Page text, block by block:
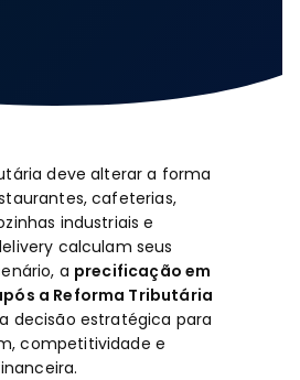
deve alterar a forma
cafeterias,
industriais e
calculam seus
a precificação em
a Reforma Tributária
decisão estratégica para
competitividade e